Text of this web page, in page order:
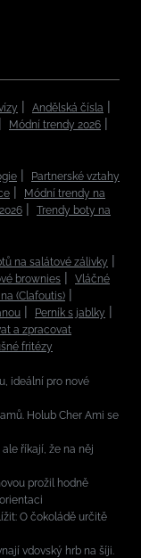
Andělská čísla
Módní trendy 2026
Partnerské vztahy
Módní trendy na
Trendy boty na
na salátové zálivky
brownies
Vláčné
(Clafoutis)
Perník s jablky
a zpracovat
fritézy
ideální pro nové
Holub Cher Ami se
říkají, že na něj
prožil hodně
O čokoládě určitě
vdovský hrb na šíji.